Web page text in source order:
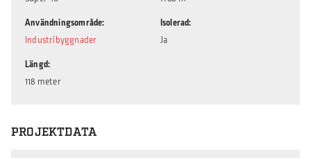
Användningsområde
Industribyggnader
Längd
118 meter
Isolerad
Ja
PROJEKTDATA